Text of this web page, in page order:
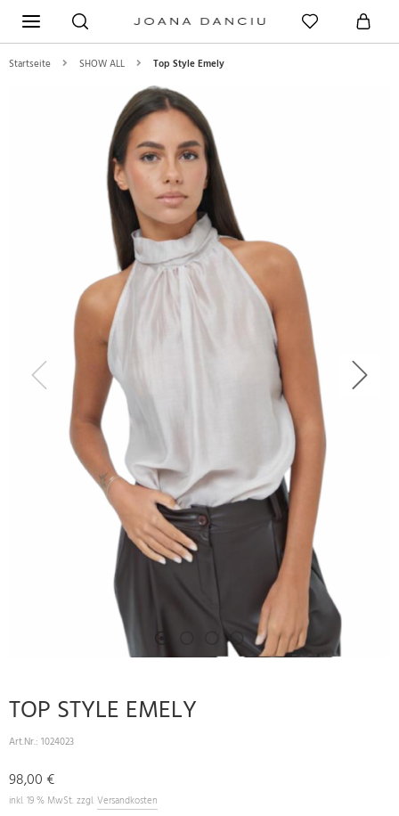
Startseite SHOW ALL Top Style Emely
Previous Next
TOP STYLE EMELY
Art.Nr.: 1024023
98,00 €
inkl. 19 % MwSt. zzgl. Versandkosten